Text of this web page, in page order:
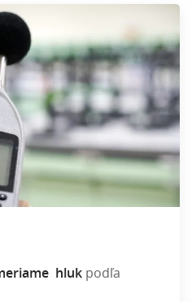
hluk podľa